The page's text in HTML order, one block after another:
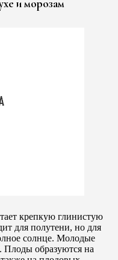
и морозам
крепкую глинистую
для полутени, но для
солнце. Молодые
Плоды образуются на